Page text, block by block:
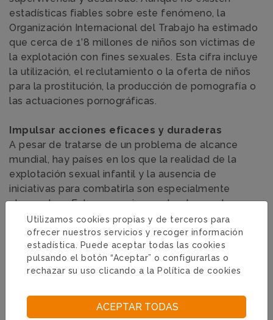
estadísticas fiables sobre este fenómeno, la
Organización Internacional del Trabajo ha estimado
que cerca de 1’8 millones de niños son víctimas de
la explotación con fines sexuales. Esta cifra incluye
la utilización, el reclutamiento o la oferta de niños
para la prostitución, la producción de pornografía o
las actuaciones pornográficas.
Impulsar acciones eficaces y duraderas
A pesar de tratarse de un problema de alcance
mundial, hay países en los que la realidad de la
explotación sexual infantil y la ausencia de
iniciativas para combatirla son especialmente
alarmantes. Este es precisamente el caso de
Camboya, por lo que en enero de 2003, Global
Humanitaria y la ong camboyana Action pour les
Enfants (APLE) firmaron un acuerdo para poner en
marcha, conjuntamente, el proyecto de
cooperación internacional Protect.
las agresiones sexuales y, en aquellos casos en que
Utilizamos cookies propias y de terceros para
ofrecer nuestros servicios y recoger información
estadística. Puede aceptar todas las cookies
pulsando el botón “Aceptar” o configurarlas o
rechazar su uso clicando a la Política de cookies
ACEPTAR TODAS